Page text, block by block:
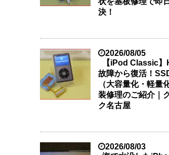
決！
2026/08/05
【iPod Classic】
故障から復活！
（大容量化・軽量
装修理のご紹介｜
ク名古屋
2026/08/03